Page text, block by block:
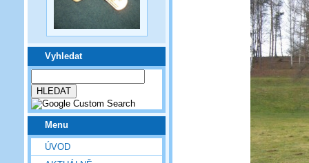
Vyhledat
Menu
ÚVOD